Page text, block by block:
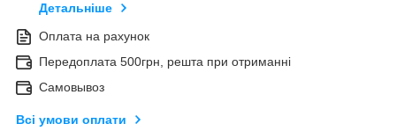
Детальніше
Оплата на рахунок
Передоплата 500грн, решта при отриманні
Самовывоз
Всі умови оплати